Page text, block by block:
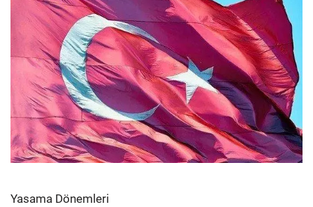
Yasama Dönemleri